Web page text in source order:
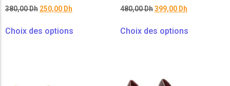
380,00Dh 250,00 Dh
Choix des options
480,00Dh399,00 Dh
Choix des options